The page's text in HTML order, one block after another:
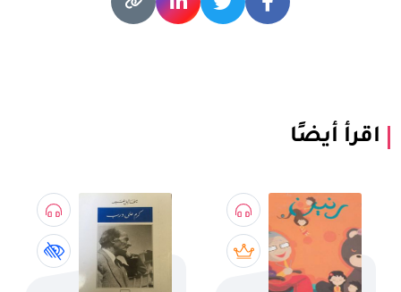
اقرأ أيضًا